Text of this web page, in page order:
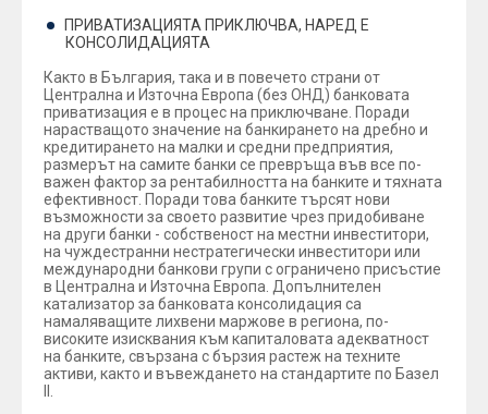
ПРИВАТИЗАЦИЯТА ПРИКЛЮЧВА, НАРЕД Е
КОНСОЛИДАЦИЯТА
Както в България, така и в повечето страни от
Централна и Източна Европа (без ОНД) банковата
приватизация е в процес на приключване. Поради
нарастващото значение на банкирането на дребно и
кредитирането на малки и средни предприятия,
размерът на самите банки се превръща във все по-
важен фактор за рентабилността на банките и тяхната
ефективност. Поради това банките търсят нови
възможности за своето развитие чрез придобиване
на други банки - собственост на местни инвеститори,
на чуждестранни нестратегически инвеститори или
международни банкови групи с ограничено присъстие
в Централна и Източна Европа. Допълнителен
катализатор за банковата консолидация са
намаляващите лихвени маржове в региона, по-
високите изисквания към капиталовата адекватност
на банките, свързана с бързия растеж на техните
активи, както и въвеждането на стандартите по Базел